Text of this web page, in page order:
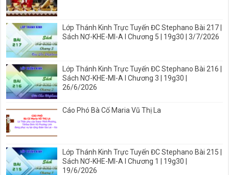
Lớp Thánh Kinh Trực Tuyến ĐC Stephano Bài 217 |
Sách NƠ-KHE-MI-A I Chương 5 | 19g30 | 3/7/2026
Lớp Thánh Kinh Trực Tuyến ĐC Stephano Bài 216 |
Sách NƠ-KHE-MI-A I Chương 3 | 19g30 |
26/6/2026
Cáo Phó Bà Cố Maria Vũ Thị La
Lớp Thánh Kinh Trực Tuyến ĐC Stephano Bài 215 |
Sách NƠ-KHE-MI-A I Chương 1 | 19g30 |
19/6/2026